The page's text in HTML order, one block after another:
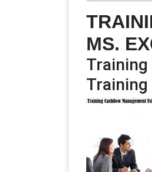
MS.
Training
Training